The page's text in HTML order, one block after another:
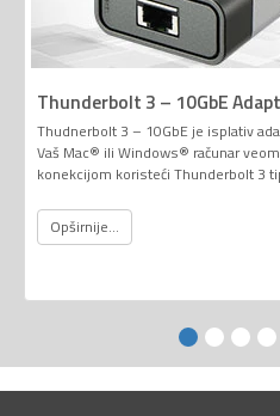
Thunderbolt 3 – 10GbE
Thudnerbolt 3 – 10GbE je isplativ
Vaš Mac® ili Windows® računar
konekcijom koristeći Thunderbolt 3
Opširnije...